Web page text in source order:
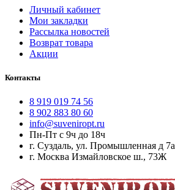
Личный кабинет
Мои закладки
Рассылка новостей
Возврат товара
Акции
Контакты
8 919 019 74 56
8 902 883 80 60
info@suveniropt.ru
Пн-Пт с 9ч до 18ч
г. Суздаль, ул. Промышленная д 7а
г. Москва Измайловское ш., 73Ж